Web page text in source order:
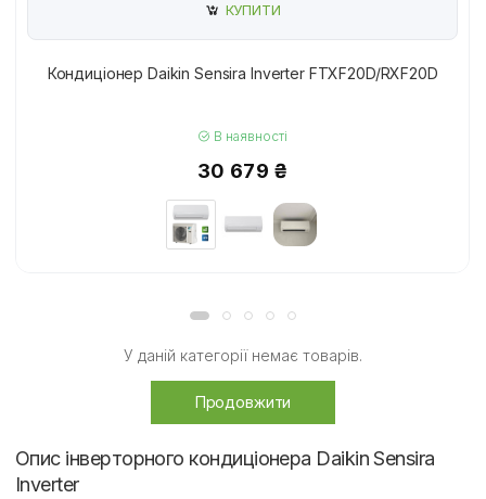
КУПИТИ
Кондиціонер Daikin Sensira Inverter FTXF20D/RXF20D
В наявності
30 679 ₴
У даній категорії немає товарів.
Продовжити
Опис інверторного кондиціонера Daikin Sensira
Inverter